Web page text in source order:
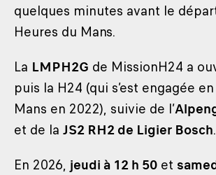
quelques minutes avant le
Heures du Mans.
La LMPH2G de MissionH24 a
puis la H24 (qui s’est engagée
Mans en 2022), suivie de l’
et de la JS2 RH2 de Ligier Bosch.
En 2026, jeudi à 12 h 50 et